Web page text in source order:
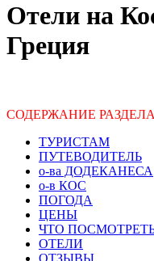
Отели на
Греция
СОДЕРЖАНИЕ РАЗДЕЛА
ТУРИСТАМ
ПУТЕВОДИТЕЛЬ
о-ва ДОДЕКАНЕСА
о-в КОС
ПОГОДА
ЦЕНЫ
ЧТО
ОТЕЛИ
ОТЗЫВЫ